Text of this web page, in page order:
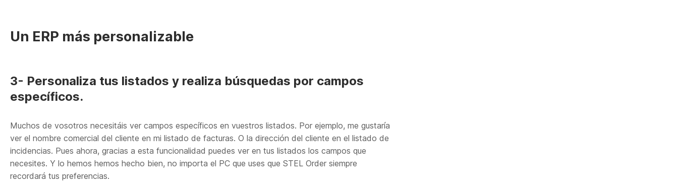
Un ERP más personalizable
3- Personaliza tus listados y realiza búsquedas por campos
específicos.
Muchos de vosotros necesitáis ver campos específicos en vuestros listados. Por ejemplo, me gustaría
ver el nombre comercial del cliente en mi listado de facturas. O la dirección del cliente en el listado de
incidencias. Pues ahora, gracias a esta funcionalidad puedes ver en tus listados los campos que
necesites. Y lo hemos hemos hecho bien, no importa el PC que uses que STEL Order siempre
recordará tus preferencias.